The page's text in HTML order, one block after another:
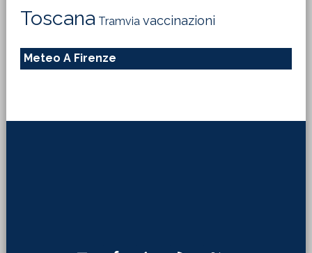
Toscana Tramvia vaccinazioni
Meteo A Firenze